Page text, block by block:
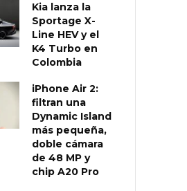
Kia lanza la
Sportage X-
Line HEV y el
K4 Turbo en
Colombia
iPhone Air 2:
filtran una
Dynamic Island
más pequeña,
doble cámara
de 48 MP y
chip A20 Pro